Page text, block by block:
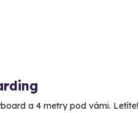
a 4 metry pod vámi. Letíte!